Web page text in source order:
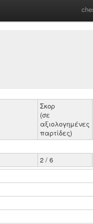
Σκορ
(σε
αξιολογημένες
παρτίδες)
2 / 6